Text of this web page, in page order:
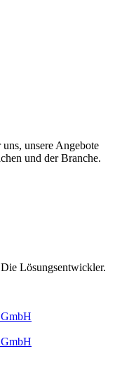
unsere Angebote
und der Branche.
Lösungsentwickler.